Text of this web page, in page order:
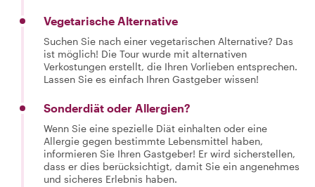
Vegetarische Alternative
Suchen Sie nach einer vegetarischen Alternative? Das
ist möglich! Die Tour wurde mit alternativen
Verkostungen erstellt, die Ihren Vorlieben entsprechen.
Lassen Sie es einfach Ihren Gastgeber wissen!
Sonderdiät oder Allergien?
Wenn Sie eine spezielle Diät einhalten oder eine
Allergie gegen bestimmte Lebensmittel haben,
informieren Sie Ihren Gastgeber! Er wird sicherstellen,
dass er dies berücksichtigt, damit Sie ein angenehmes
und sicheres Erlebnis haben.